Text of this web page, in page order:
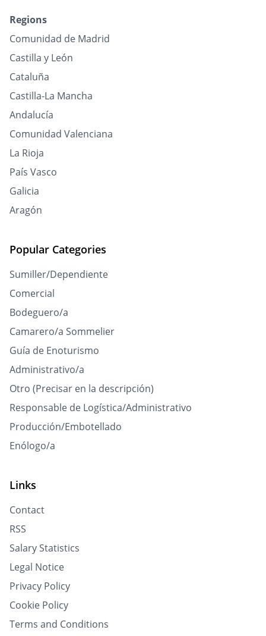
Regions
Comunidad de Madrid
Castilla y León
Cataluña
Castilla-La Mancha
Andalucía
Comunidad Valenciana
La Rioja
País Vasco
Galicia
Aragón
Popular Categories
Sumiller/Dependiente
Comercial
Bodeguero/a
Camarero/a Sommelier
Guía de Enoturismo
Administrativo/a
Otro (Precisar en la descripción)
Responsable de Logística/Administrativo
Producción/Embotellado
Enólogo/a
Links
Contact
RSS
Salary Statistics
Legal Notice
Privacy Policy
Cookie Policy
Terms and Conditions